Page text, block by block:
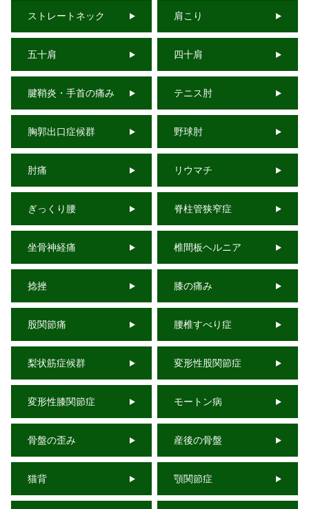
ストレートネック 肩こり
五十肩 四十肩
腱鞘炎・手首の痛み テニス肘
胸郭出口症候群 野球肘
肘痛 リウマチ
ぎっくり腰 脊柱管狭窄症
坐骨神経痛 椎間板ヘルニア
捻挫 膝の痛み
股関節痛 腰椎すべり症
梨状筋症候群 変形性股関節症
変形性膝関節症 モートン病
骨盤の歪み 産後の骨盤
猫背 顎関節症